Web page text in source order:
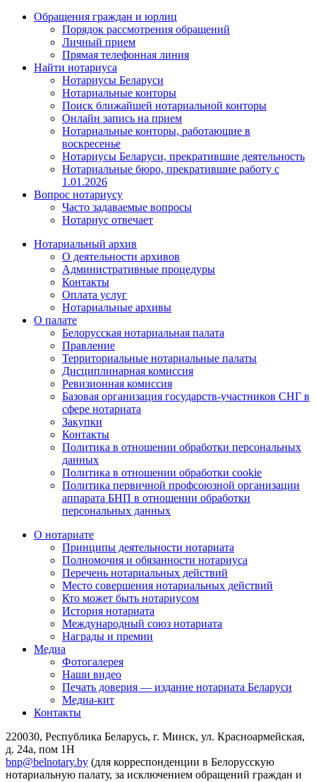
Обращения граждан и юрлиц
Порядок рассмотрения обращений
Личный прием
Прямая телефонная линия
Найти нотариуса
Нотариусы Беларуси
Нотариальные конторы
Поиск ближайшей нотариальной конторы
Онлайн запись на прием
Нотариальные конторы, работающие в
воскресенье
Нотариусы Беларуси, прекратившие деятельность
Нотариальные бюро, прекратившие работу с
1.01.2026
Вопрос нотариусу
Часто задаваемые вопросы
Нотариус отвечает
Нотариальный архив
О деятельности архивов
Административные процедуры
Контакты
Оплата услуг
Нотариальные архивы
О палате
Белорусская нотариальная палата
Правление
Территориальные нотариальные палаты
Дисциплинарная комиссия
Ревизионная комиссия
Базовая организация государств-участников СНГ в
сфере нотариата
Закупки
Контакты
Политика в отношении обработки персональных
данных
Политика в отношении обработки cookie
Политика первичной профсоюзной организации
аппарата БНП в отношении обработки
персональных данных
О нотариате
Принципы деятельности нотариата
Полномочия и обязанности нотариуса
Перечень нотариальных действий
Место совершения нотариальных действий
Кто может быть нотариусом
История нотариата
Международный союз нотариата
Награды и премии
Медиа
Фотогалерея
Наши видео
Печать доверия — издание нотариата Беларуси
Медиа-кит
Контакты
220030, Республика Беларусь, г. Минск, ул. Красноармейская,
д. 24а, пом 1Н
bnp@belnotary.by (для корреспонденции в Белорусскую
нотариальную палату, за исключением обращений граждан и